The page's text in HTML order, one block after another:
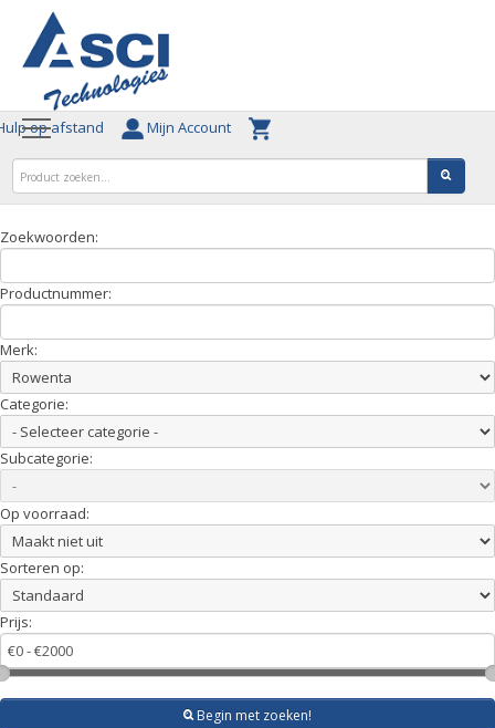
op afstand Mijn Account
Zoekwoorden:
Productnummer:
Merk:
Categorie:
Subcategorie:
Op voorraad:
Sorteren op:
Prijs:
Begin met zoeken!